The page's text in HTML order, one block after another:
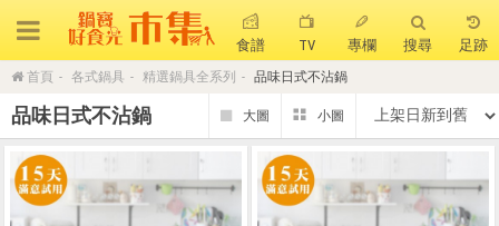
食譜 TV 專欄 搜尋 足跡
首頁 各式鍋具 精選鍋具全系列 品味日式不沾鍋
品味日式不沾鍋
熱門搜尋
聚油不沾鍋 全球通吹風機 陶瓷不沾電鍋